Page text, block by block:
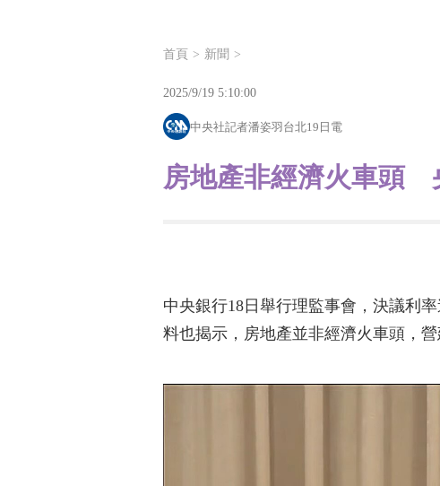
首頁 新聞
房地產非經濟火車頭
2025/9/19 5:10:00
中央社記者潘姿羽台北19日電
中央銀行18日舉行理監事會，決議利
料也揭示，房地產並非經濟火車頭，